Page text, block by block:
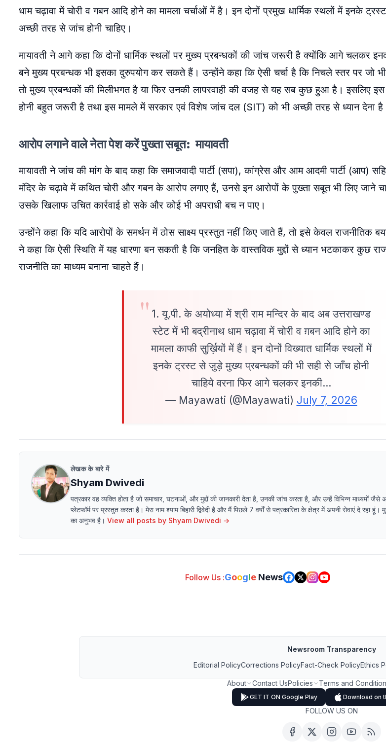
धाम चढ़ावा में चोरी व गबन आदि होने का मामला चर्चाओं में है। इन दोनों प्रमुख धार्मिक स्थलों में इनके
अच्छी तरह से जांच होनी चाहिए।
मायावती ने आगे कहा कि दोनों धार्मिक स्थलों पर मुख्य प्रबन्धकों की जांच जरूरी है क्योंकि आगे चलकर
बने मुख्य प्रबन्धक भी इसका दुरुपयोग कर सकते हैं। उन्होंने कहा कि ऐसी चर्चा है कि निचले स्तर पर जो
तो मुख्य प्रबन्धकों की मिलीभगत है या फिर उनकी लापरवाही की वजह से यह सब कुछ हुआ है। इसलिए
होनी बहुत जरूरी है तथा इस मामले में सरकार एवं विशेष जांच दल (SIT) को भी अच्छी तरह से ध्यान देना
आरोप लगाने वाले नेता पेश करें पुख्ता सबूत: मायावती
मायावती ने जांच की मांग के बाद कहा कि समाजवादी पार्टी (सपा), कांग्रेस और आम आदमी पार्टी (आप)
मंदिर के चढ़ावे में कथित चोरी और गबन के आरोप लगाए हैं, उनसे इन आरोपों के पुख्ता सबूत भी लिए जाने
उसके खिलाफ उचित कार्रवाई हो सके और कोई भी अपराधी बच न पाए।
उन्होंने कहा कि यदि आरोपों के समर्थन में ठोस साक्ष्य प्रस्तुत नहीं किए जाते हैं, तो इसे केवल राजनीतिक
ने कहा कि ऐसी स्थिति में यह धारणा बन सकती है कि जनहित के वास्तविक मुद्दों से ध्यान भटकाकर कुछ
राजनीति का माध्यम बनाना चाहते हैं।
1. यू.पी. के अयोध्या में श्री राम मन्दिर के बाद अब उत्तराखण्ड
स्टेट में भी बद्रीनाथ धाम चढ़ावा में चोरी व ग़बन आदि होने का
मामला काफी सुर्ख़ियों में हैं। इन दोनों विख्यात धार्मिक स्थलों में
इनके ट्रस्ट से जुड़े मुख्य प्रबन्धकों की भी सही से जाँच होनी
चाहिये वरना फिर आगे चलकर इनकी…
— Mayawati (@Mayawati) July 7, 2026
लेखक के बारे में
Shyam Dwivedi
पत्रकार वह व्यक्ति होता है जो समाचार, घटनाओं, और मुद्दों की जानकारी देता है, उनकी जांच करता है, और उन्हें विभिन्न माध्यमों जैसे
प्लेटफॉर्म पर प्रस्तुत करता है। मेरा नाम श्याम बिहारी द्विवेदी है और मैं पिछले 7 वर्षों से पत्रकारिता के क्षेत्र में अपनी सेवाएं दे रहा
का अनुभव है। View all posts by Shyam Dwivedi →
Follow Us :Google News
Newsroom Transparency
Editorial PolicyCorrections PolicyFact-Check PolicyEthics
About Contact UsPolicies Terms and
GET IT ON Google Play Download on
FOLLOW US ON